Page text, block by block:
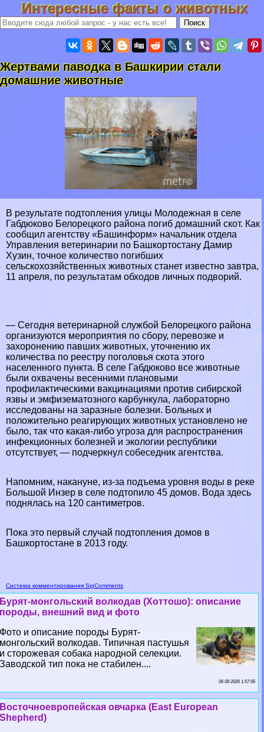
Интересные факты о животных
Жертвами паводка в Башкирии стали
домашние животные
В результате подтопления улицы Молодежная в селе
Габдюково Белорецкого района погиб домашний скот. Как
сообщил агентству «Башинформ» начальник отдела
Управления ветеринарии по Башкортостану Дамир
Хузин, точное количество погибших
сельскохозяйственных животных станет известно завтра,
11 апреля, по результатам обходов личных подворий.
— Сегодня ветеринарной службой Белорецкого района
организуются мероприятия по сбору, перевозке и
захоронению павших животных, уточнению их
количества по реестру поголовья скота этого
населенного пункта. В селе Габдюково все животные
были охвачены весенними плановыми
профилактическими вакцинациями против сибирской
язвы и эмфизематозного карбункула, лабораторно
исследованы на заразные болезни. Больных и
положительно реагирующих животных установлено не
было, так что какая-либо угроза для распространения
инфекционных болезней и экологии республики
отсутствует, — подчеркнул собеседник агентства.
Напомним, накануне, из-за подъема уровня воды в реке
Большой Инзер в селе подтопило 45 домов. Вода здесь
поднялась на 120 сантиметров.
Пока это первый случай подтопления домов в
Башкортостане в 2013 году.
Система комментирования SigComments
Бурят-монгольский волкодав (Хоттошо): описание
породы, внешний вид и фото
Фото и описание породы Бурят-
монгольский волкодав. Типичная пастушья
и сторожевая собака народной селекции.
Заводской тип пока не стабилен....
06 08 2026 1:57:56
Восточноевропейская овчарка (East European
Shepherd)